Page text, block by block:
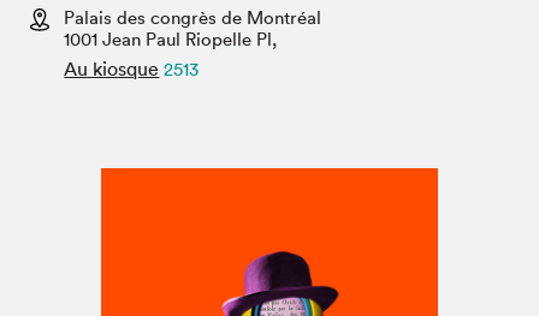
Espace médias
Palais des congrès de Montréal
1001 Jean Paul Riopelle Pl,
Au kiosque 2513